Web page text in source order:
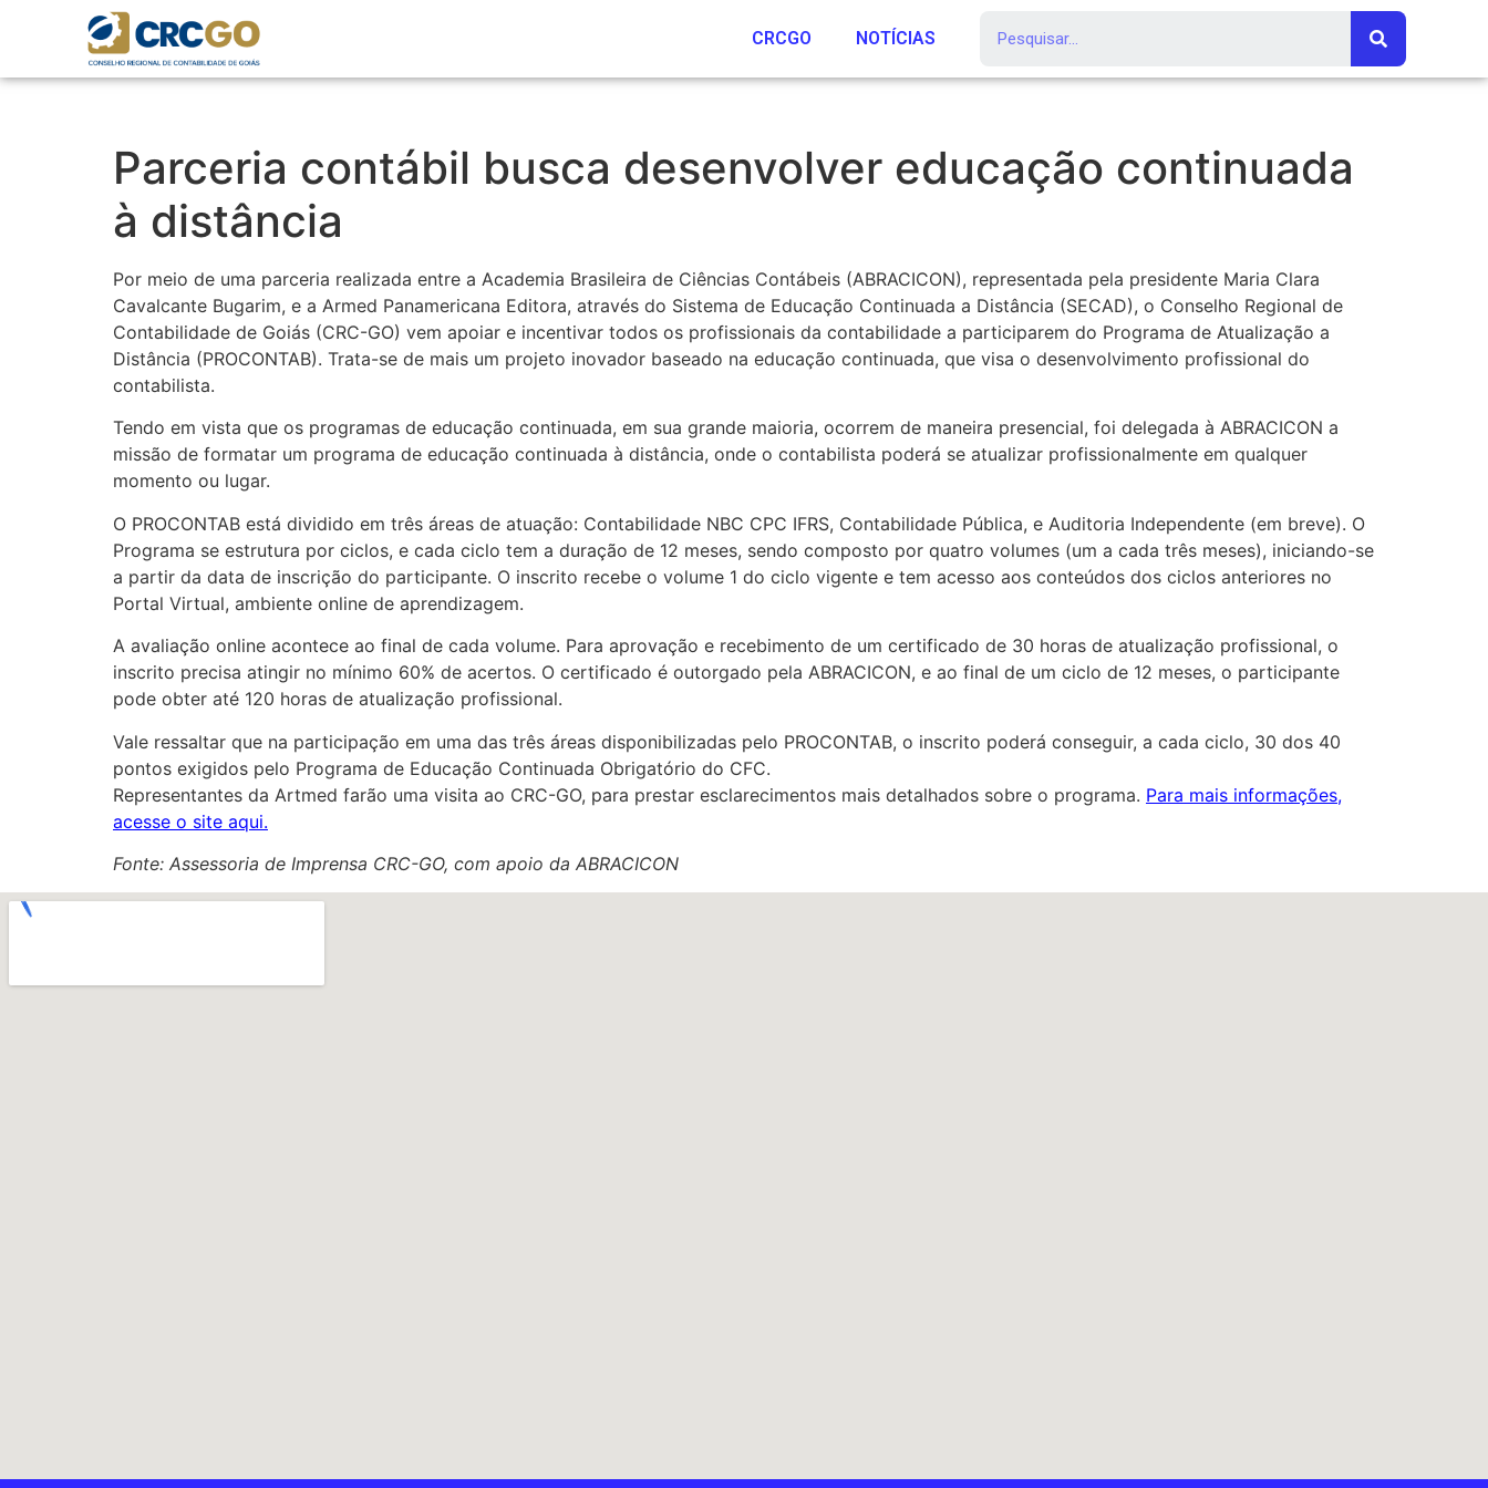
CRCGO NOTÍCIAS
Parceria contábil busca desenvolver educação continuada
à distância
Por meio de uma parceria realizada entre a Academia Brasileira de Ciências Contábeis (ABRACICON), representada pela presidente Maria Clara
Cavalcante Bugarim, e a Armed Panamericana Editora, através do Sistema de Educação Continuada a Distância (SECAD), o Conselho Regional de
Contabilidade de Goiás (CRC-GO) vem apoiar e incentivar todos os profissionais da contabilidade a participarem do Programa de Atualização a
Distância (PROCONTAB). Trata-se de mais um projeto inovador baseado na educação continuada, que visa o desenvolvimento profissional do
contabilista.
Tendo em vista que os programas de educação continuada, em sua grande maioria, ocorrem de maneira presencial, foi delegada à ABRACICON a
missão de formatar um programa de educação continuada à distância, onde o contabilista poderá se atualizar profissionalmente em qualquer
momento ou lugar.
O PROCONTAB está dividido em três áreas de atuação: Contabilidade NBC CPC IFRS, Contabilidade Pública, e Auditoria Independente (em breve). O
Programa se estrutura por ciclos, e cada ciclo tem a duração de 12 meses, sendo composto por quatro volumes (um a cada três meses), iniciando-se
a partir da data de inscrição do participante. O inscrito recebe o volume 1 do ciclo vigente e tem acesso aos conteúdos dos ciclos anteriores no
Portal Virtual, ambiente online de aprendizagem.
A avaliação online acontece ao final de cada volume. Para aprovação e recebimento de um certificado de 30 horas de atualização profissional, o
inscrito precisa atingir no mínimo 60% de acertos. O certificado é outorgado pela ABRACICON, e ao final de um ciclo de 12 meses, o participante
pode obter até 120 horas de atualização profissional.
Vale ressaltar que na participação em uma das três áreas disponibilizadas pelo PROCONTAB, o inscrito poderá conseguir, a cada ciclo, 30 dos 40
pontos exigidos pelo Programa de Educação Continuada Obrigatório do CFC.
Representantes da Artmed farão uma visita ao CRC-GO, para prestar esclarecimentos mais detalhados sobre o programa. Para mais informações,
acesse o site aqui.
Fonte: Assessoria de Imprensa CRC-GO, com apoio da ABRACICON